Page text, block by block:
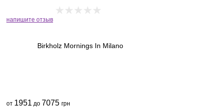
напишите отзыв
Birkholz Mornings In Milano
от 1951 до 7075 грн